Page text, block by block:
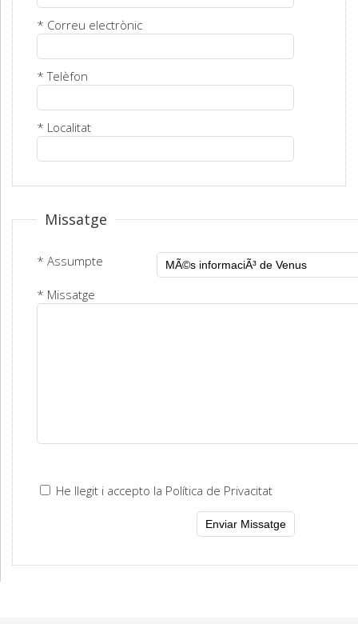
* Correu electrònic
* Telèfon
* Localitat
Missatge
* Assumpte
* Missatge
He llegit i accepto la Política de Privacitat